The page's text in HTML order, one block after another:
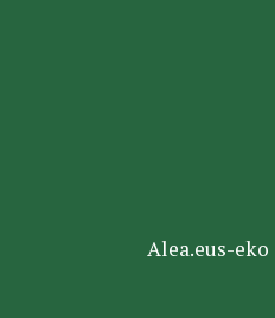
Alea.eus-